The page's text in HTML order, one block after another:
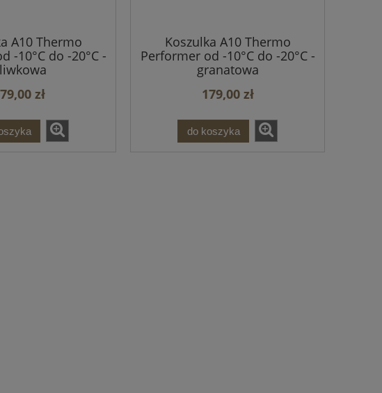
A10 Thermo
-10°C do -20°C -
zł
Koszulka A10 Thermo
Performer od -10°C do -20°C -
granatowa
179,00 zł
do koszyka